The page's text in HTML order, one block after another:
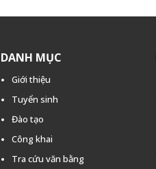
DANH MỤC
Giới thiệu
Tuyển sinh
Đào tạo
Công khai
Tra cứu văn bằng